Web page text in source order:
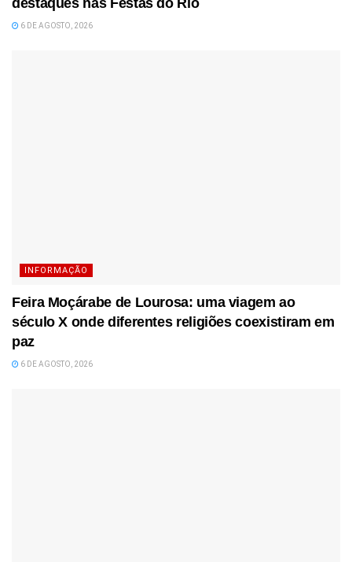
6 DE AGOSTO, 2026
INFORMAÇÃO
Feira Moçárabe de Lourosa: uma viagem ao
século X onde diferentes religiões coexistiram em
paz
6 DE AGOSTO, 2026